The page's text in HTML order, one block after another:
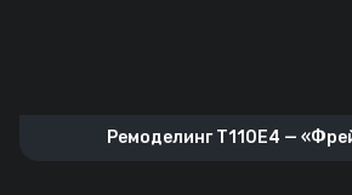
Ремоделинг T110E4 —